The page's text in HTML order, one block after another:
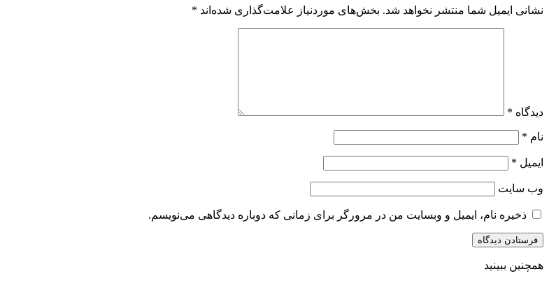
نشانی ایمیل شما منتشر نخواهد شد. بخش‌های موردنیاز علامت‌گذاری شده‌اند *
دیدگاه *
نام *
ایمیل *
وب‌ سایت
ذخیره نام، ایمیل و وبسایت من در مرورگر برای زمانی که دوباره دیدگاهی می‌نویسم.
همچنین ببینید